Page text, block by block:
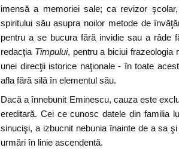
imensă a memoriei sale; ca revizor
spiritului său asupra noilor metode de
pentru a se bucura fără invidie sau a râde
redacţia Timpului, pentru a biciui frazeologia
unei direcţii istorice naţionale - în toate
afla fără silă în elementul său.
Dacă a înnebunit Eminescu, cauza este
ereditară. Cei ce cunosc datele din familia
sinucişi, a izbucnit nebunia înainte de a sa
urmări în linie ascendentă.